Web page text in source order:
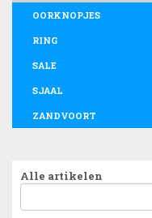
OORKNOPJES
RING
SALE
SJAAL
ZANDVOORT
Alle artikelen